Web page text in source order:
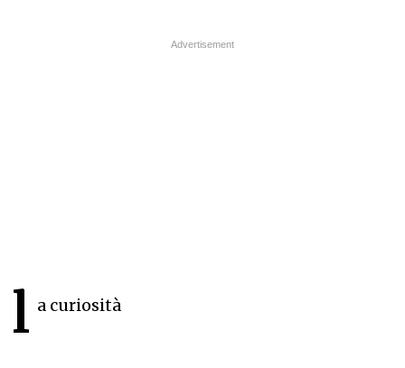
l a curiosità